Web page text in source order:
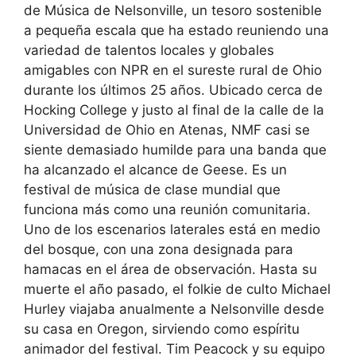
de Música de Nelsonville, un tesoro sostenible
a pequeña escala que ha estado reuniendo una
variedad de talentos locales y globales
amigables con NPR en el sureste rural de Ohio
durante los últimos 25 años. Ubicado cerca de
Hocking College y justo al final de la calle de la
Universidad de Ohio en Atenas, NMF casi se
siente demasiado humilde para una banda que
ha alcanzado el alcance de Geese. Es un
festival de música de clase mundial que
funciona más como una reunión comunitaria.
Uno de los escenarios laterales está en medio
del bosque, con una zona designada para
hamacas en el área de observación. Hasta su
muerte el año pasado, el folkie de culto Michael
Hurley viajaba anualmente a Nelsonville desde
su casa en Oregon, sirviendo como espíritu
animador del festival. Tim Peacock y su equipo